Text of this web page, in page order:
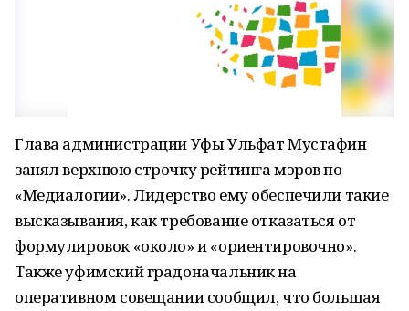
Глава администрации Уфы Ульфат Мустафин
занял верхнюю строчку рейтинга мэров по
«Медиалогии». Лидерство ему обеспечили такие
высказывания, как требование отказаться от
формулировок «около» и «ориентировочно».
Также уфимский градоначальник на
оперативном совещании сообщил, что большая